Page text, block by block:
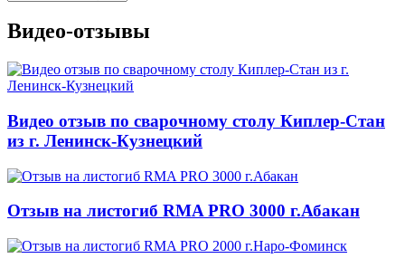
Видео-отзывы
Видео отзыв по сварочному столу Киплер-Стан
из г. Ленинск-Кузнецкий
Отзыв на листогиб RMA PRO 3000 г.Абакан